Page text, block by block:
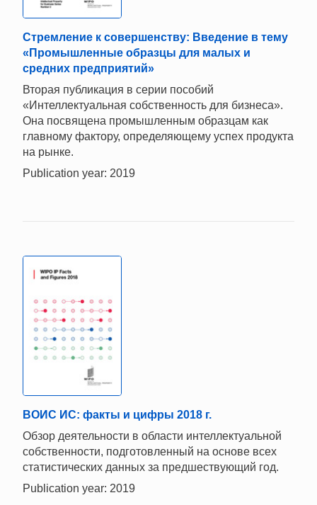
Стремление к совершенству: Введение в тему
«Промышленные образцы для малых и
средних предприятий»
Вторая публикация в серии пособий
«Интеллектуальная собственность для бизнеса».
Она посвящена промышленным образцам как
главному фактору, определяющему успех продукта
на рынке.
Publication year: 2019
ВОИС ИС: факты и цифры 2018 г.
Обзор деятельности в области интеллектуальной
собственности, подготовленный на основе всех
статистических данных за предшествующий год.
Publication year: 2019